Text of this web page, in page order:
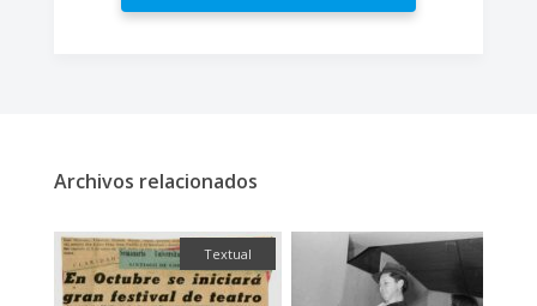
Archivos relacionados
Fotografía